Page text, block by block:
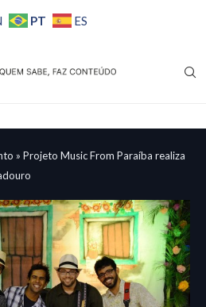
PT ES
» Projeto Music From Paraíba realiza